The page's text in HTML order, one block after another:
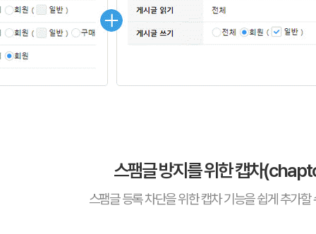
스팸글 방지를 위한 캡차
스팸글 등록 차단을 위한 캡차 기능을 쉽게 추가할